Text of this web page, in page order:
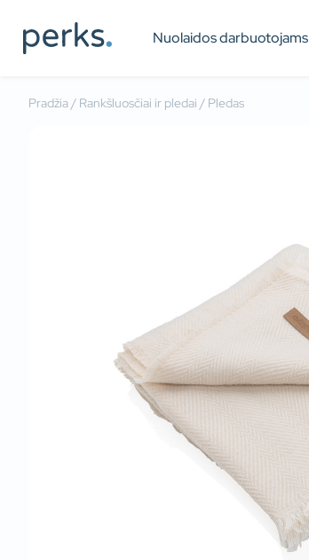
Nuolaidos darbuotojams
Pradžia/ Rankšluosčiai ir pledai / Pledas